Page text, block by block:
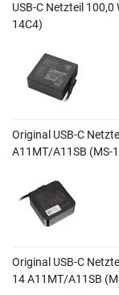
USB-C Netzteil
14C4)
Original USB-C
A11MT/A11SB (MS-
Original USB-C
14 A11MT/A11SB